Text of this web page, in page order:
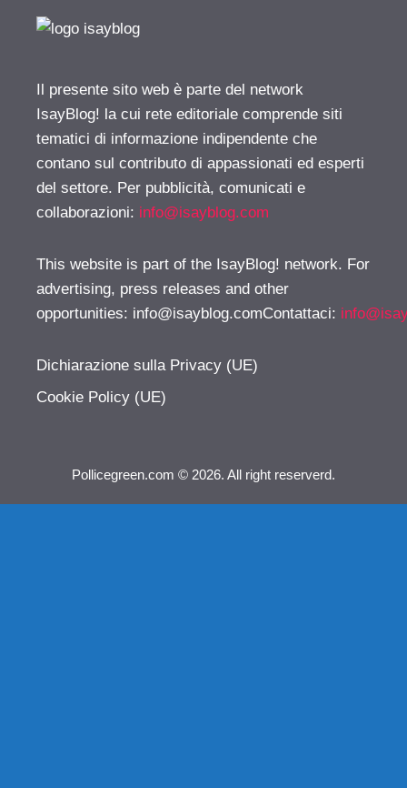
Il presente sito web è parte del network
IsayBlog! la cui rete editoriale comprende siti
tematici di informazione indipendente che
contano sul contributo di appassionati ed esperti
del settore. Per pubblicità, comunicati e
collaborazioni: info@isayblog.com
This website is part of the IsayBlog! network. For
advertising, press releases and other
opportunities: info@isayblog.comContattaci:
Dichiarazione sulla Privacy (UE)
Cookie Policy (UE)
Pollicegreen.com © 2026. All right reserverd.